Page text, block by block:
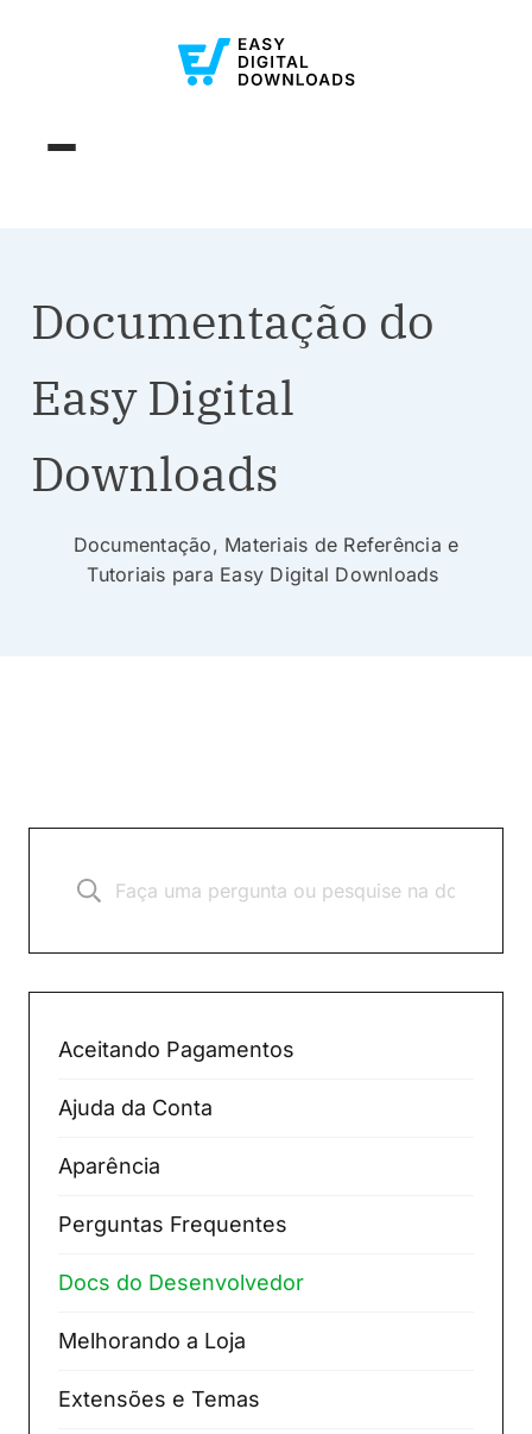
Documentação do
Easy Digital
Downloads
Documentação, Materiais de Referência e
Tutoriais para Easy Digital Downloads
Aceitando Pagamentos
Ajuda da Conta
Aparência
Perguntas Frequentes
Docs do Desenvolvedor
Melhorando a Loja
Extensões e Temas